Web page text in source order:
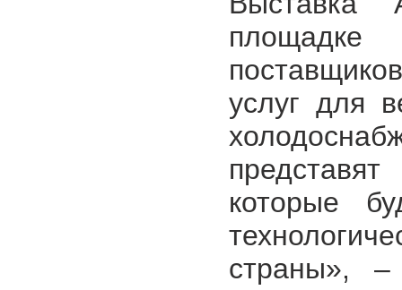
площадке
услуг для
которые
страны», –